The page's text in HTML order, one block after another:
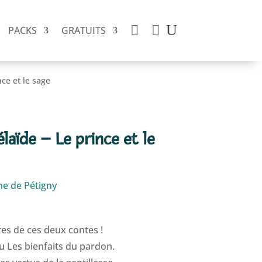
PACKS GRATUITS  
et le sage
– Le prince et le
de Pétigny
de ces deux contes !
Les bienfaits du pardon.